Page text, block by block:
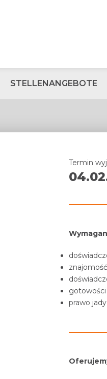
STELLENANGEBOTE
Termin
prawo